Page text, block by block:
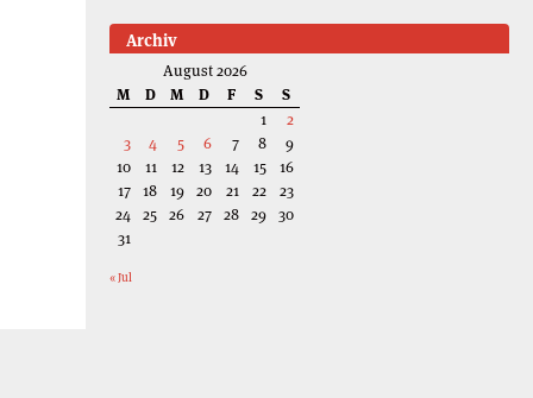
Archiv
August 2026
M
D M D F S
S
1
2
3
4 5 6 7 8
9
10
11 12 13 14 15
16
17 18 19 20 21 22
23
24 25 26 27 28 29 30
31
« Jul